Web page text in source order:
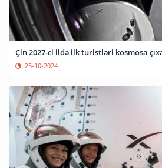
Çin 2027-ci ildə ilk turistləri kosmosa
25-10-2024